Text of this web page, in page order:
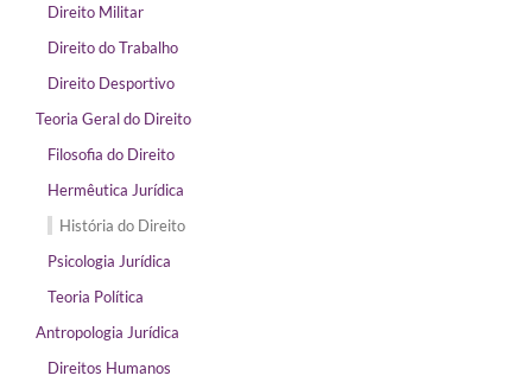
Direito Militar
Direito do Trabalho
Direito Desportivo
Teoria Geral do Direito
Filosofia do Direito
Hermêutica Jurídica
História do Direito
Psicologia Jurídica
Teoria Política
Antropologia Jurídica
Direitos Humanos